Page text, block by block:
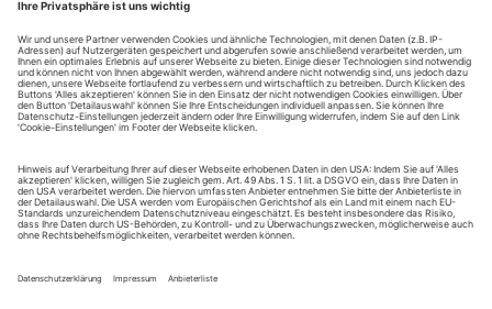
Die AfD stürmt die Landtage, der sogenannte IS attackiert
europäische Werte und vermeintliche Sicherheiten, die
postkoloniale Gegenwart holt uns in Form von Millionen
Flüchtenden ein, und im Kino haben Superhelden und andere
Weltretter Hochkonjunktur. Kein Wunder, dass Thomas
Weltuntergang gleich an den...
Partizipation: Tanz die Demokratie